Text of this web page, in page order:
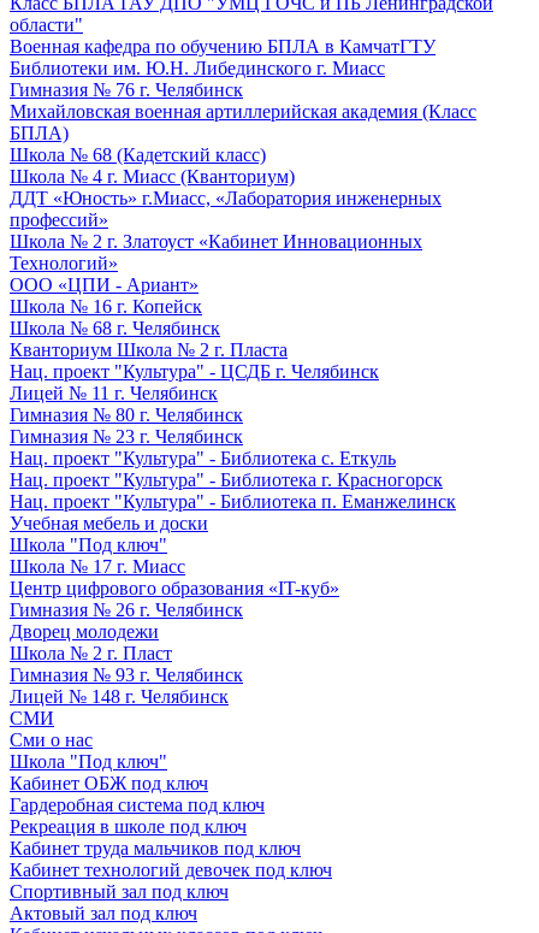
области"
Военная кафедра по обучению БПЛА в КамчатГТУ
Библиотеки им. Ю.Н. Либединского г. Миасс
Гимназия № 76 г. Челябинск
Михайловская военная артиллерийская академия (Класс
БПЛА)
Школа № 68 (Кадетский класс)
Школа № 4 г. Миасс (Кванториум)
ДДТ «Юность» г.Миасс, «Лаборатория инженерных
профессий»
Школа № 2 г. Златоуст «Кабинет Инновационных
Технологий»
ООО «ЦПИ - Ариант»
Школа № 16 г. Копейск
Школа № 68 г. Челябинск
Кванториум Школа № 2 г. Пласта
Нац. проект "Культура" - ЦСДБ г. Челябинск
Лицей № 11 г. Челябинск
Гимназия № 80 г. Челябинск
Гимназия № 23 г. Челябинск
Нац. проект "Культура" - Библиотека с. Еткуль
Нац. проект "Культура" - Библиотека г. Красногорск
Нац. проект "Культура" - Библиотека п. Еманжелинск
Учебная мебель и доски
Школа "Под ключ"
Школа № 17 г. Миасс
Центр цифрового образования «IT-куб»
Гимназия № 26 г. Челябинск
Дворец молодежи
Школа № 2 г. Пласт
Гимназия № 93 г. Челябинск
Лицей № 148 г. Челябинск
СМИ
Сми о нас
Школа "Под ключ"
Кабинет ОБЖ под ключ
Гардеробная система под ключ
Рекреация в школе под ключ
Кабинет труда мальчиков под ключ
Кабинет технологий девочек под ключ
Спортивный зал под ключ
Актовый зал под ключ